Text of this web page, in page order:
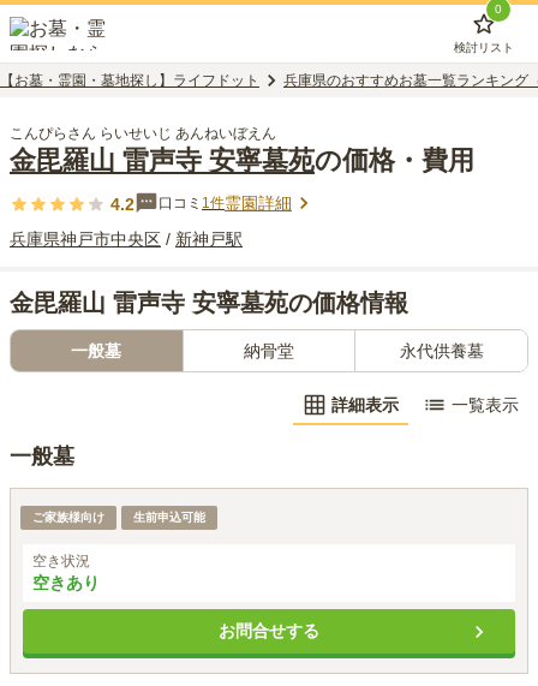
0
検討リスト
【お墓・霊園・墓地探し】ライフドット 兵庫県のおすすめお墓一覧ランキング
こんぴらさん らいせいじ あんねいぼえん
金毘羅山 雷声寺 安寧墓苑の価格・費用
4.2 口コミ 1件霊園詳細
兵庫県神戸市中央区 / 新神戸駅
金毘羅山 雷声寺 安寧墓苑の価格情報
一般墓 納骨堂 永代供養墓
詳細表示 一覧表示
一般墓
一般墓
ご家族様向け 生前申込可能
空き状況
空きあり
お問合せする